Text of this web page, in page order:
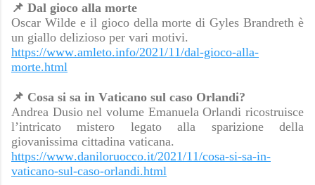
📌 Dal gioco alla morte
Oscar Wilde e il gioco della morte di Gyles Brandreth è
un giallo delizioso per vari motivi.
https://www.amleto.info/2021/11/dal-gioco-alla-
morte.html
📌 Cosa si sa in Vaticano sul caso Orlandi?
Andrea Dusio nel volume Emanuela Orlandi ricostruisce
l’intricato mistero legato alla sparizione della
giovanissima cittadina vaticana.
https://www.daniloruocco.it/2021/11/cosa-si-sa-in-
vaticano-sul-caso-orlandi.html